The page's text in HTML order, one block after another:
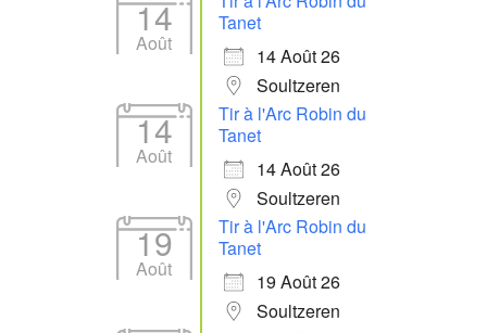
14
Août
Tanet
14 Août 26
Soultzeren
14
Août
Tir à l'Arc Robin du
Tanet
14 Août 26
Soultzeren
19
Août
Tir à l'Arc Robin du
Tanet
19 Août 26
Soultzeren